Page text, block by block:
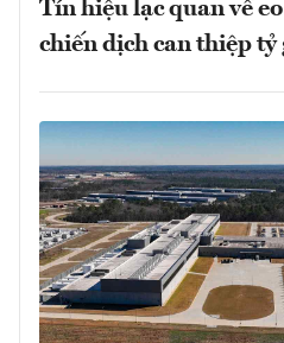
Tín hiệu lạc quan về
chiến dịch can thiệp tỷ